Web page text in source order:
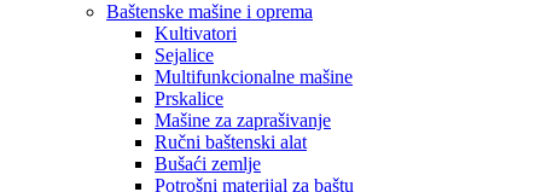
Baštenske mašine i oprema
Kultivatori
Sejalice
Multifunkcionalne mašine
Prskalice
Mašine za zaprašivanje
Ručni baštenski alat
Bušaći zemlje
Potrošni materijal za baštu